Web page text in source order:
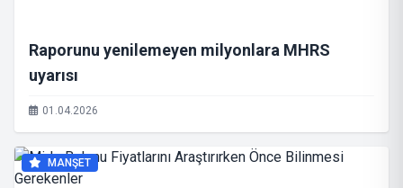
Raporunu yenilemeyen milyonlara MHRS
uyarısı
01.04.2026
MANŞET